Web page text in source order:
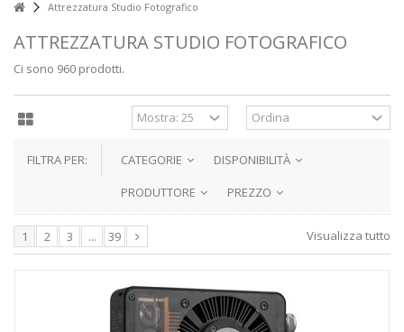
Attrezzatura Studio Fotografico
ATTREZZATURA STUDIO FOTOGRAFICO
Ci sono 960 prodotti.
FILTRA PER: CATEGORIE
DISPONIBILITÀ
PRODUTTORE
PREZZO
Visualizza tutto
1 2 3 ... 39